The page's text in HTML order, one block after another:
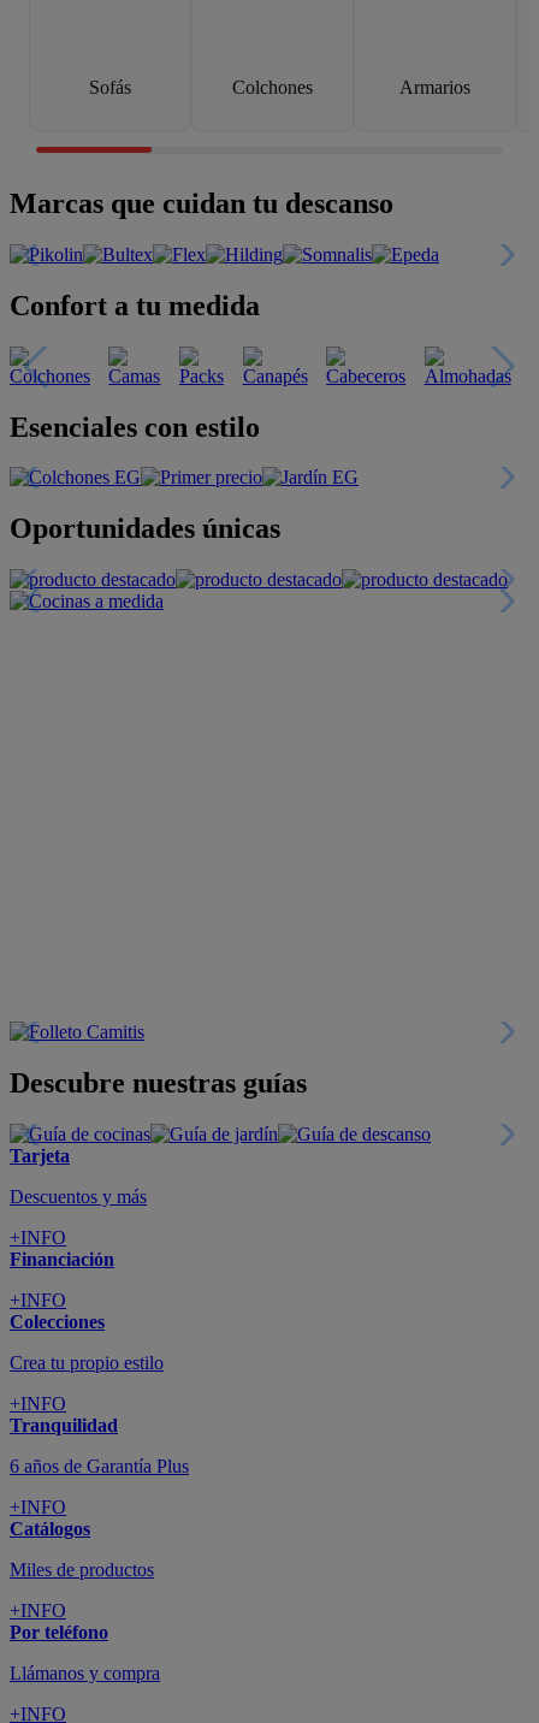
Sofás Colchones Armarios
Marcas que cuidan tu descanso
Confort a tu medida
Esenciales con estilo
Oportunidades únicas
Descubre nuestras guías
Tarjeta
Descuentos y más
+INFO
Financiación
+INFO
Colecciones
Crea tu propio estilo
+INFO
Tranquilidad
6 años de Garantía Plus
+INFO
Catálogos
Miles de productos
+INFO
Por teléfono
Llámanos y compra
+INFO